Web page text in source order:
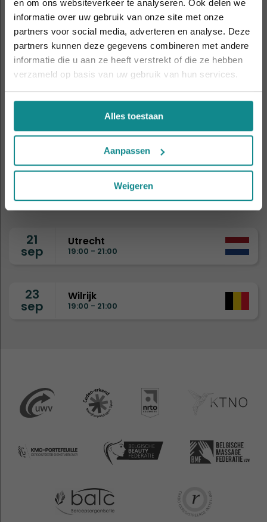
en om ons websiteverkeer te analyseren. Ook delen we
informatie over uw gebruik van onze site met onze
partners voor social media, adverteren en analyse. Deze
partners kunnen deze gegevens combineren met andere
informatie die u aan ze heeft verstrekt of die ze hebben
verzameld op basis van uw gebruik van hun services.
Alles toestaan
Aanpassen
Weigeren
5
sep
Amsterdam
11:00 - 14:00
8
sep
Drongen
9
sep
Eindhoven
sep
21
sep
Utrecht
19:00 - 21:00
23
sep
Wilrijk
19:00 - 21:00
Laatste week! 10% korting t.e.m. 15 augustus,
daarna eindigt de zomeractie definitief.
Sluiten